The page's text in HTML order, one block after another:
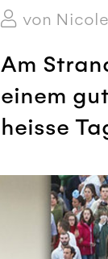
von
Am
einem
heisse